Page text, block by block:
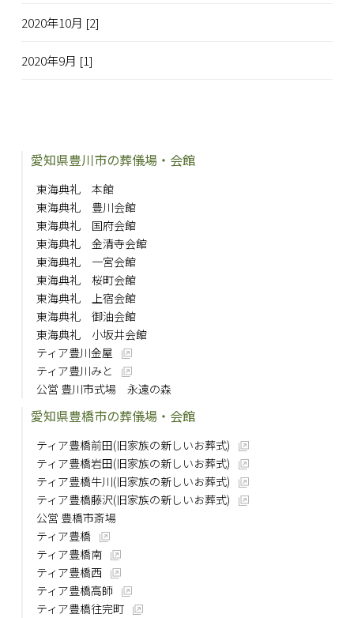
2020年10月 [2]
2020年9月 [1]
愛知県豊川市の葬儀場・会館
東海典礼 本館
東海典礼 豊川会館
東海典礼 国府会館
東海典礼 金清寺会館
東海典礼 一宮会館
東海典礼 桜町会館
東海典礼 上宿会館
東海典礼 御油会館
東海典礼 小坂井会館
ティア豊川金屋
ティア豊川みと
公営 豊川市式場 永遠の森
愛知県豊橋市の葬儀場・会館
ティア豊橋前田(旧家族の新しいお葬式)
ティア豊橋岩田(旧家族の新しいお葬式)
ティア豊橋牛川(旧家族の新しいお葬式)
ティア豊橋藤沢(旧家族の新しいお葬式)
公営 豊橋市斎場
ティア豊橋
ティア豊橋南
ティア豊橋西
ティア豊橋高師
ティア豊橋往完町